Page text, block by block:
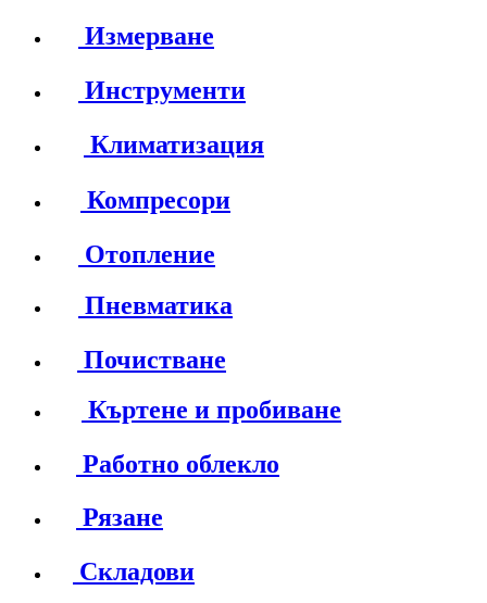
Измерване
Инструменти
Климатизация
Компресори
Отопление
Пневматика
Почистване
Къртене и пробиване
Работно облекло
Рязане
Складови